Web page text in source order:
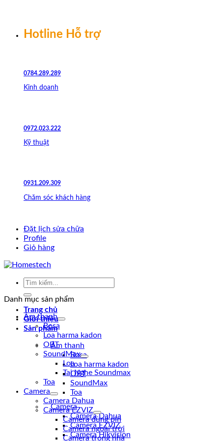
Hotline Hỗ trợ
0784.289.289
Kinh doanh
0972.023.222
Kỹ thuật
0931.209.309
Chăm sóc khách hàng
Đặt lịch sửa chữa
Profile
Giỏ hàng
Tìm
Trang chủ
Giới thiệu
Sản phẩm
Âm thanh
Bosa
Loa harma kadon
OBT
SoundMax
Toa
Camera
Camera Dahua
Camera EZVIZ
Camera Hikvision
Danh mục sản phẩm
Âm thanh
Bosa
Loa harma kadon
OBT
SoundMax
Loa
Tai Nghe Soundmax
Toa
Camera
Camera Dahua
Camera EZVIZ
Camera dùng pin
Camera ngoài trời
Camera trong nhà